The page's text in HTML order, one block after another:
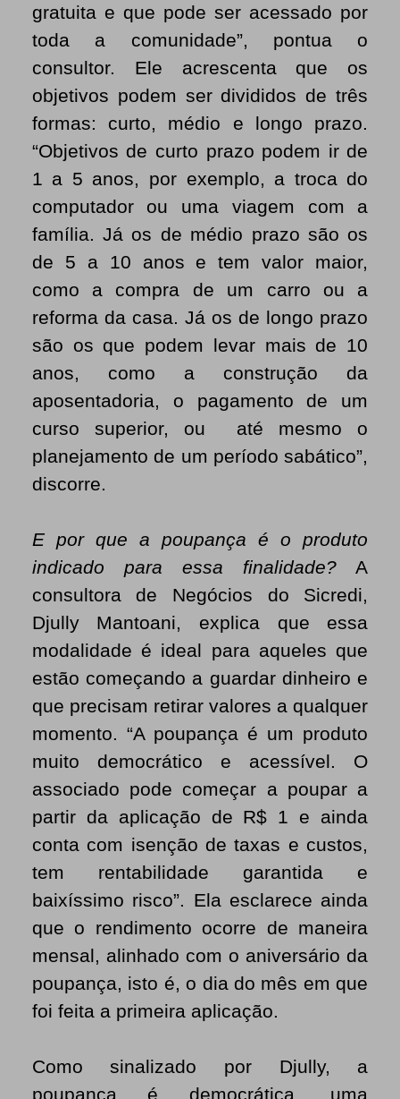
gratuita e que pode ser acessado por
toda a comunidade”, pontua o
consultor. Ele acrescenta que os
objetivos podem ser divididos de três
formas: curto, médio e longo prazo.
“Objetivos de curto prazo podem ir de
1 a 5 anos, por exemplo, a troca do
computador ou uma viagem com a
família. Já os de médio prazo são os
de 5 a 10 anos e tem valor maior,
como a compra de um carro ou a
reforma da casa. Já os de longo prazo
são os que podem levar mais de 10
anos, como a construção da
aposentadoria, o pagamento de um
curso superior, ou até mesmo o
planejamento de um período sabático”,
discorre.
E por que a poupança é o produto
indicado para essa finalidade? A
consultora de Negócios do Sicredi,
Djully Mantoani, explica que essa
modalidade é ideal para aqueles que
estão começando a guardar dinheiro e
que precisam retirar valores a qualquer
momento. “A poupança é um produto
muito democrático e acessível. O
associado pode começar a poupar a
partir da aplicação de R$ 1 e ainda
conta com isenção de taxas e custos,
tem rentabilidade garantida e
baixíssimo risco”. Ela esclarece ainda
que o rendimento ocorre de maneira
mensal, alinhado com o aniversário da
poupança, isto é, o dia do mês em que
foi feita a primeira aplicação.
Como sinalizado por Djully, a
poupança é democrática, uma